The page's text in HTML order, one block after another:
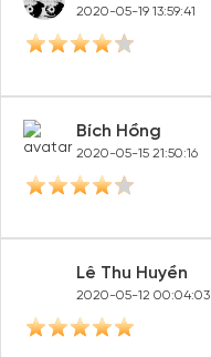
2020-05-19 13:59:41
Bích Hồng
2020-05-15 21:50:16
Lê Thu Huyền
2020-05-12 00:04:03